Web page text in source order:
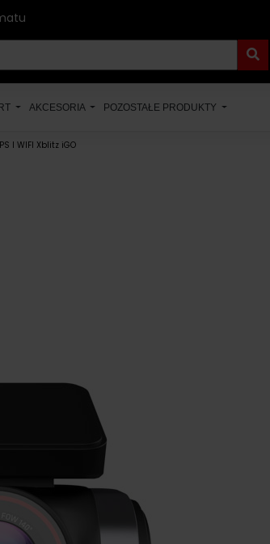
AKCESORIA POZOSTAŁE PRODUKTY
I WIFI Xblitz iGO